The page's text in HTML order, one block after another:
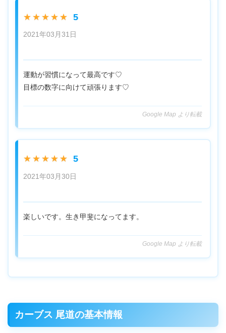
★★★★★ 5
2021年03月31日
運動が習慣になって最高です♡
目標の数字に向けて頑張ります♡
Google Map より転載
★★★★★ 5
2021年03月30日
楽しいです。生き甲斐になってます。
Google Map より転載
カーブス 尾道の基本情報